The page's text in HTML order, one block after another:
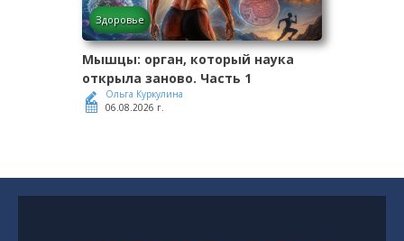
Здоровье
Мышцы: орган, который наука
открыла заново. Часть 1
Ольга Куркулина
06.08.2026 г.